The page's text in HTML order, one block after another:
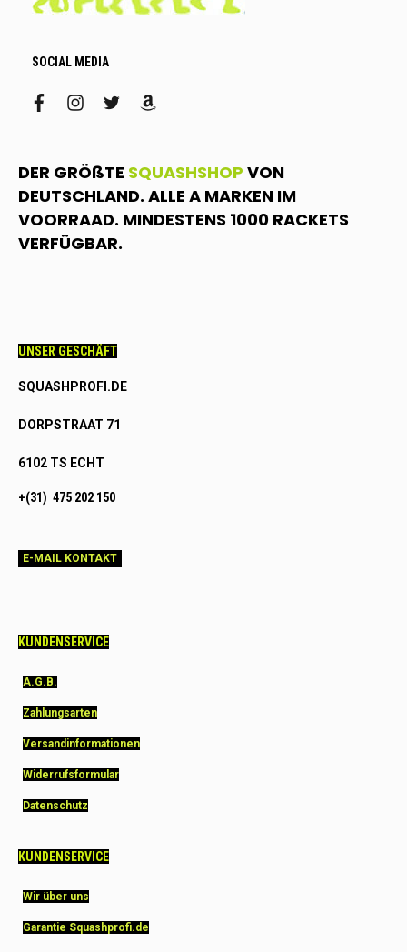
SOCIAL MEDIA
facebookinstagram
twitteramazon
DER GRÖßTE SQUASHSHOP VON
DEUTSCHLAND. ALLE A MARKEN IM
VOORRAAD. MINDESTENS 1000 RACKETS
VERFÜGBAR.
UNSER GESCHÄFT
SQUASHPROFI.DE
DORPSTRAAT 71
6102 TS ECHT
+(31) 475 202 150
E-MAIL KONTAKT
KUNDENSERVICE
A.G.B.
Zahlungsarten
Versandinformationen
Widerrufsformular
Datenschutz
KUNDENSERVICE
Wir über uns
Garantie Squashprofi.de